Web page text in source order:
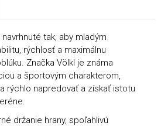
tak, aby mladým
rýchlosť a maximálnu
Značka Völkl je známa
a športovým charakterom,
rýchlo napredovať a získať istotu
držanie hrany, spoľahlivú